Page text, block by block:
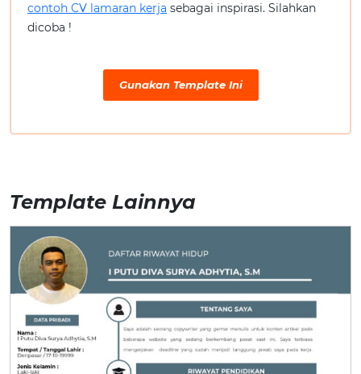
contoh CV lamaran kerja sebagai inspirasi. Silahkan
dicoba !
Gunakan Template Ini
Template Lainnya